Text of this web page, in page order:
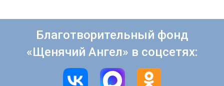
Благотворительный фонд
«Щенячий Ангел» в соцсетях: